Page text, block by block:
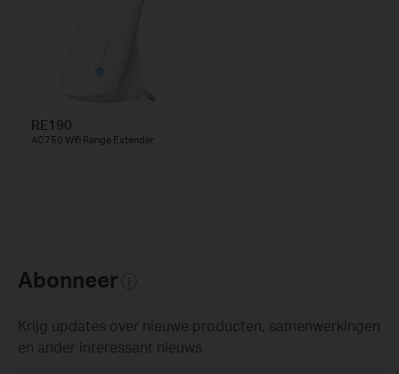
RE190
AC750 Wifi Range Extender
Abonneer
Krijg updates over nieuwe producten, samenwerkingen
en ander interessant nieuws